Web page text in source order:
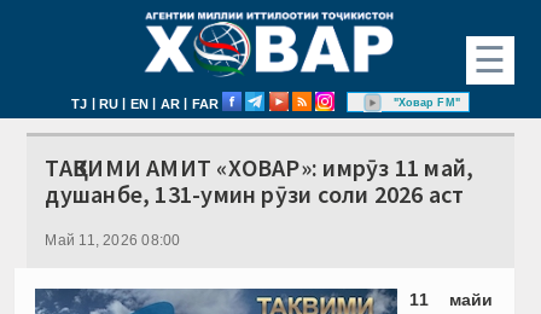
☰
TJ | RU | EN | AR | FAR "Ховар FM"
ТАҚВИМИ АМИТ «ХОВАР»: имрӯз 11 май,
душанбе, 131-умин рӯзи соли 2026 аст
Май 11, 2026 08:00
11 майи